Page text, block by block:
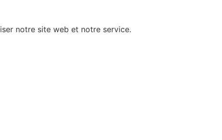
notre site web et notre service.